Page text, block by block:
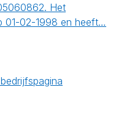
Het
01-02-1998 en heeft…